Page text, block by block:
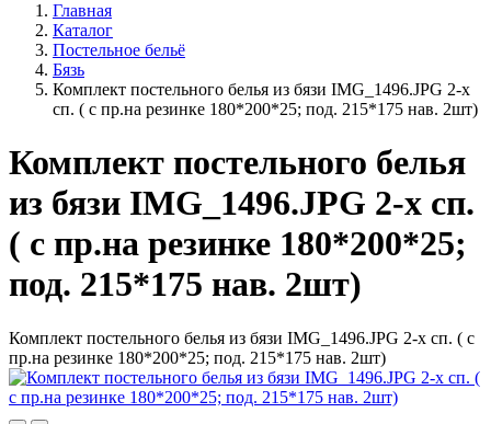
Главная
Каталог
Постельное бельё
Бязь
Комплект постельного белья из бязи IMG_1496.JPG 2-х
сп. ( с пр.на резинке 180*200*25; под. 215*175 нав. 2шт)
Комплект постельного белья
из бязи IMG_1496.JPG 2-х сп.
( с пр.на резинке 180*200*25;
под. 215*175 нав. 2шт)
Комплект постельного белья из бязи IMG_1496.JPG 2-х сп. ( с
пр.на резинке 180*200*25; под. 215*175 нав. 2шт)